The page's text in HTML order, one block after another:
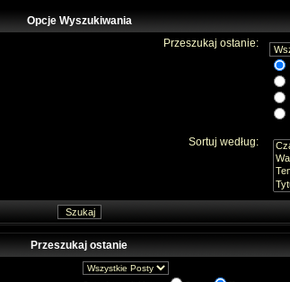
Opcje Wyszukiwania
Przeszukaj ostanie:
Sortuj według:
Przeszukaj ostanie